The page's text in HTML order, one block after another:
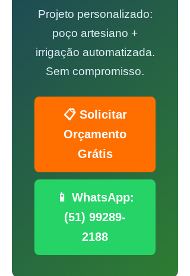
Projeto personalizado:
poço artesiano +
irrigação automatizada.
Sem compromisso.
📋 Solicitar
Orçamento
Grátis
📱 WhatsApp:
(51) 99289-
2188